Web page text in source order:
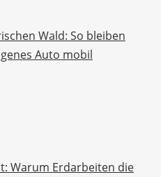
Wald: So bleiben
Auto mobil
Warum Erdarbeiten die